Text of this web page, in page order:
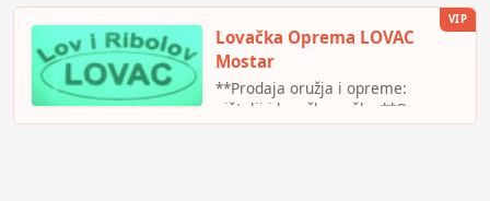
Salon i u Sanskom Mostu!
VIP
Lovačka Oprema LOVAC
Mostar
**Prodaja oružja i opreme:
pištolji i lovačke puške **Oprema
i rekviziti za lovce i ribolovce.